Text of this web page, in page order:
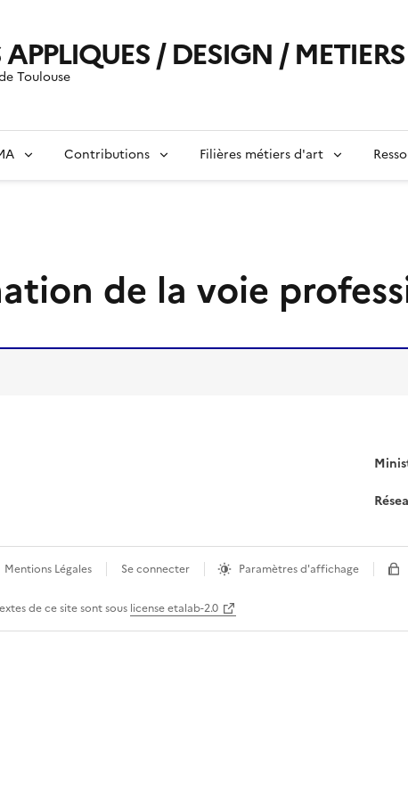
/ DESIGN /
Toulouse
Contributions Filières métiers d'art
de la voie
Mentions Légales Se connecter Paramètres d'affichage
de ce site sont sous license etalab-2.0